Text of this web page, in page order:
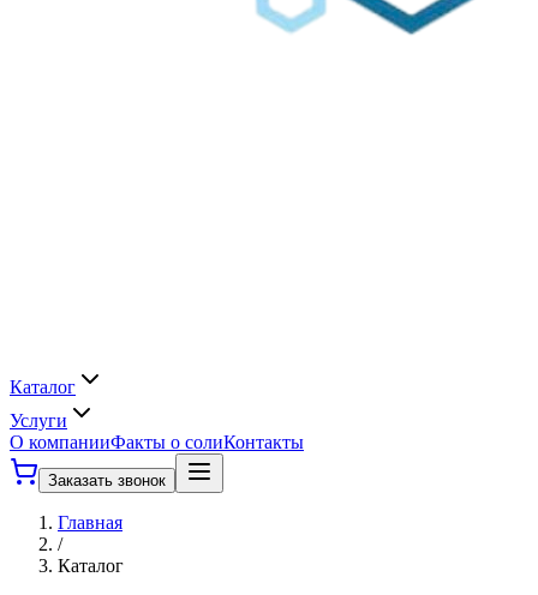
Каталог
Услуги
О компанииФакты о солиКонтакты
Заказать звонок
Главная
/
Каталог